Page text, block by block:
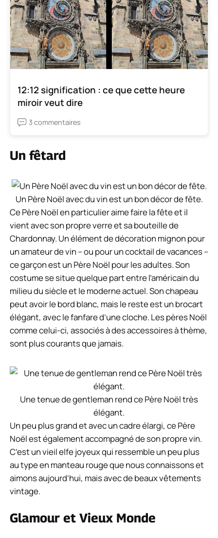
12:12 signification : ce que cette heure
miroir veut dire
3 commentaires
Un fêtard
Un Père Noël avec du vin est un bon décor de fête.
Ce Père Noël en particulier aime faire la fête et il
vient avec son propre verre et sa bouteille de
Chardonnay. Un élément de décoration mignon pour
un amateur de vin – ou pour un cocktail de vacances –
ce garçon est un Père Noël pour les adultes. Son
costume se situe quelque part entre l’américain du
milieu du siècle et le moderne actuel. Son chapeau
peut avoir le bord blanc, mais le reste est un brocart
élégant, avec le fanfare d’une cloche. Les pères Noël
comme celui-ci, associés à des accessoires à thème,
sont plus courants que jamais.
Une tenue de gentleman rend ce Père Noël très
élégant.
Un peu plus grand et avec un cadre élargi, ce Père
Noël est également accompagné de son propre vin.
C’est un vieil elfe joyeux qui ressemble un peu plus
au type en manteau rouge que nous connaissons et
aimons aujourd’hui, mais avec de beaux vêtements
vintage.
Glamour et Vieux Monde